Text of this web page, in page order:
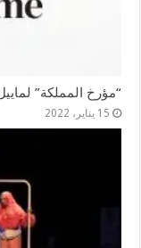
“مؤرخ المملكة”
15 يناير، 2022